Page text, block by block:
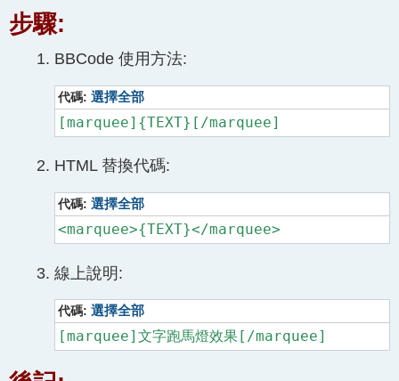
步驟:
BBCode 使用方法:
代碼:選擇全部
[marquee]{TEXT}[/marquee]
HTML 替換代碼:
代碼:選擇全部
<marquee>{TEXT}</marquee>
線上說明:
代碼:選擇全部
[marquee]文字跑馬燈效果[/marquee]